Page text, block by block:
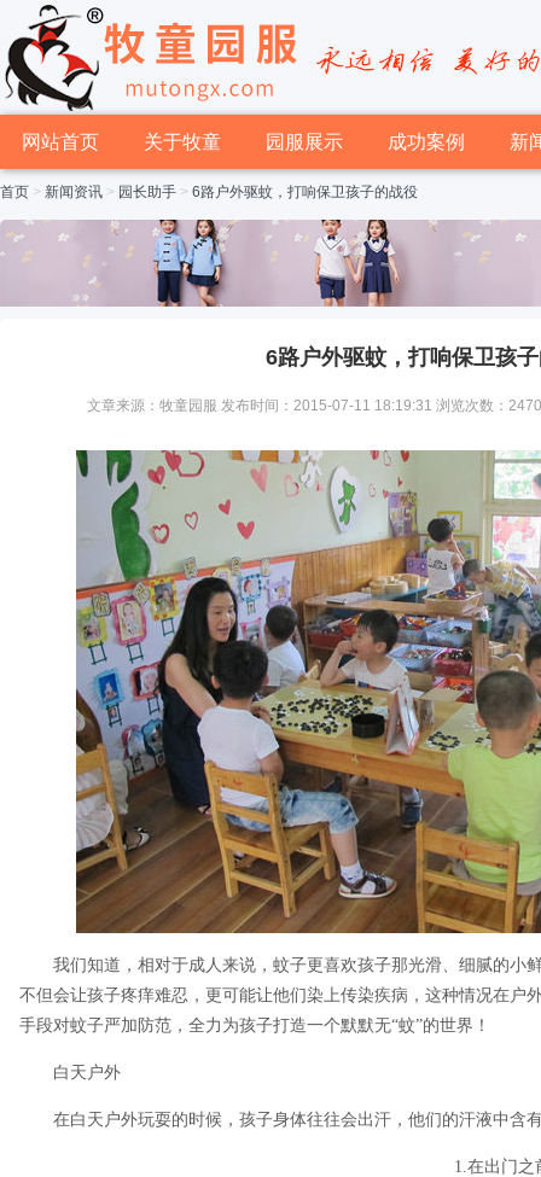
网站首页 关于牧童 园服展示 成功案例 新
首页 > 新闻资讯 > 园长助手 > 6路户外驱蚊，打响保卫孩子的战役
6路户外驱蚊，打响保卫孩
文章来源：牧童园服 发布时间：2015-07-11 18:19:31 浏览次数：2470
我们知道，相对于成人来说，蚊子更喜欢孩子那光滑、细腻的小
不但会让孩子疼痒难忍，更可能让他们染上传染疾病，这种情况在户
手段对蚊子严加防范，全力为孩子打造一个默默无“蚊”的世界！
白天户外
在白天户外玩耍的时候，孩子身体往往会出汗，他们的汗液中含
1.在出门